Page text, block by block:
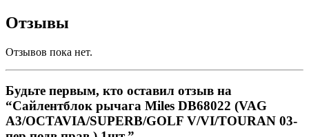
Отзывы
Отзывов пока нет.
Будьте первым, кто оставил отзыв на
“Сайлентблок рычага Miles DB68022 (VAG
A3/OCTAVIA/SUPERB/GOLF V/VI/TOURAN 03-